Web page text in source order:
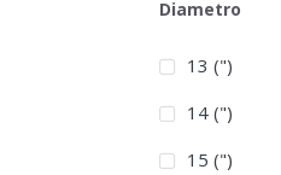
Diametro
13 (")
14 (")
15 (")